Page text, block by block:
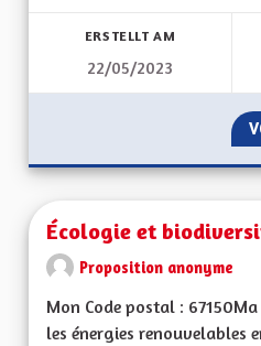
ERSTELLT AM
22/05/2023
Écologie et
Proposition anonyme
Mon Code postal :
les énergies renouvelables